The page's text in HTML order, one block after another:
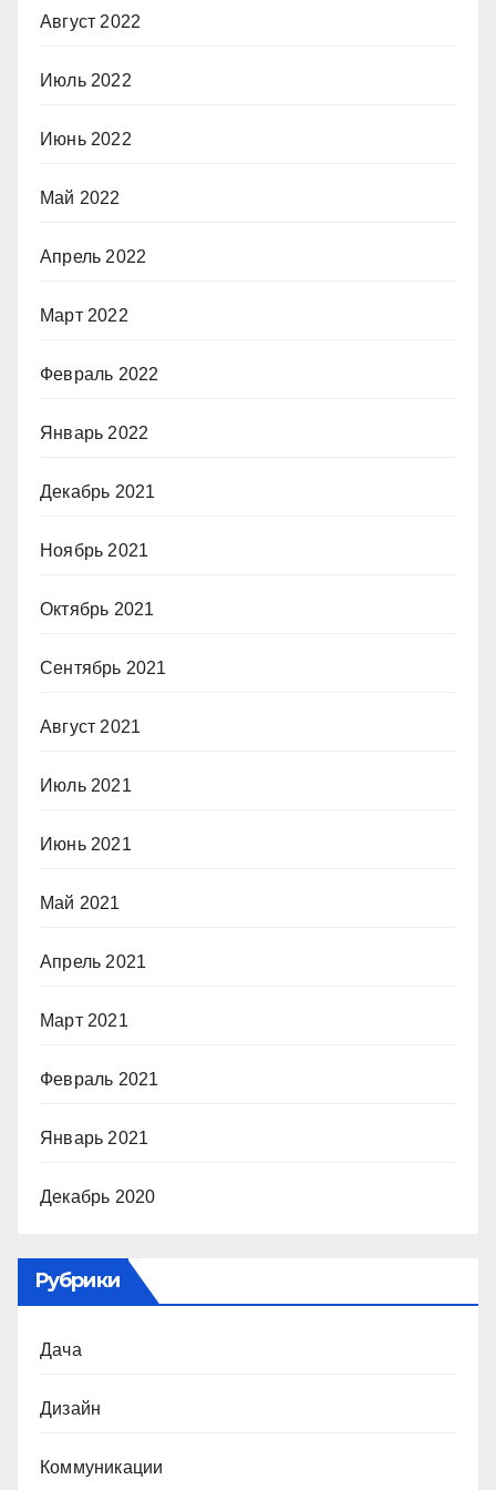
Август 2022
Июль 2022
Июнь 2022
Май 2022
Апрель 2022
Март 2022
Февраль 2022
Январь 2022
Декабрь 2021
Ноябрь 2021
Октябрь 2021
Сентябрь 2021
Август 2021
Июль 2021
Июнь 2021
Май 2021
Апрель 2021
Март 2021
Февраль 2021
Январь 2021
Декабрь 2020
Рубрики
Дача
Дизайн
Коммуникации